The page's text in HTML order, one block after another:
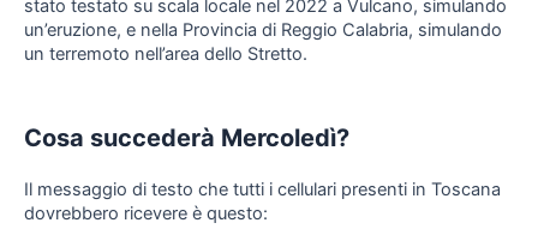
stato testato su scala locale nel 2022 a Vulcano, simulando
un’eruzione, e nella Provincia di Reggio Calabria, simulando
un terremoto nell’area dello Stretto.
Cosa succederà Mercoledì?
Il messaggio di testo che tutti i cellulari presenti in Toscana
dovrebbero ricevere è questo: